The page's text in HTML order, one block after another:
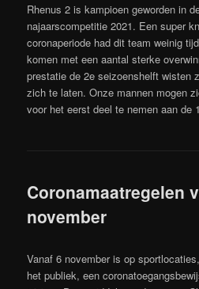
Rhenus 2 is kampioen geworden in
najaarscompetitie 2021. Een super
coronaperiode had dit team weinig
komen met een aantal sterke
prestatie de 2e seizoenshelft wisten
zich te laten. Onze mannen mogen
voor het eerst deel te nemen aan de
Coronamaatregelen
november
Vanaf 6 november is op
het publiek, een